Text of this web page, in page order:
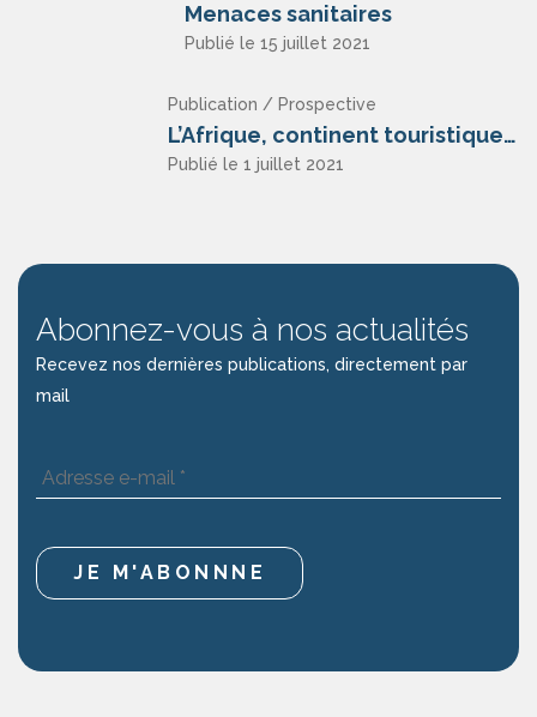
Menaces sanitaires
Publié le 15 juillet 2021
Publication / Prospective
L’Afrique, continent touristique ?
Publié le 1 juillet 2021
Abonnez-vous à nos actualités
Recevez nos dernières publications, directement par
mail
Adresse
e-
*